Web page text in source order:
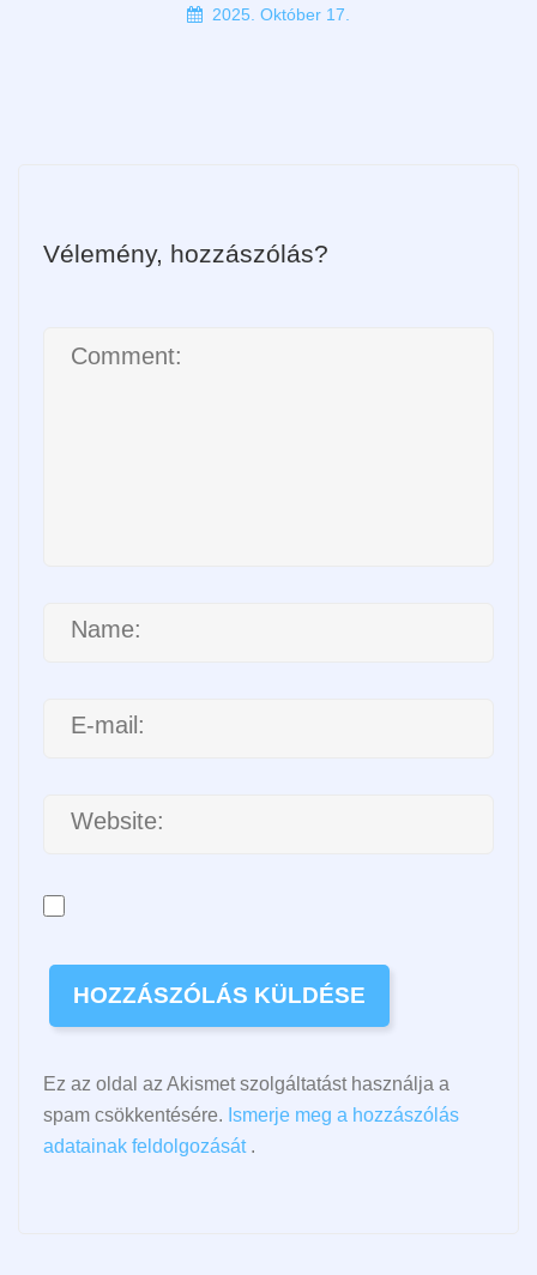
2025. Október 17.
Vélemény, hozzászólás?
Ez az oldal az Akismet szolgáltatást használja a
spam csökkentésére. Ismerje meg a hozzászólás
adatainak feldolgozását.